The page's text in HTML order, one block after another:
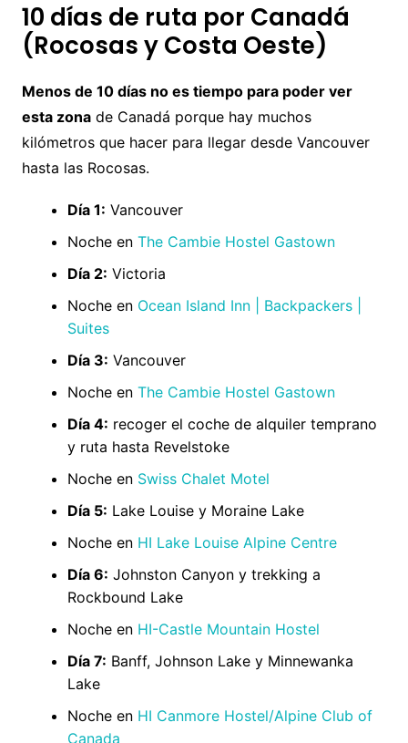
10 días de ruta por Canadá
(Rocosas y Costa Oeste)
Menos de 10 días no es tiempo para poder ver
esta zonade Canadá porque hay muchos
kilómetros que hacer para llegar desde Vancouver
hasta las Rocosas.
Día 1: Vancouver
Noche en The Cambie Hostel Gastown
Día 2: Victoria
Noche en Ocean Island Inn | Backpackers |
Suites
Día 3: Vancouver
Noche en The Cambie Hostel Gastown
Día 4: recoger el coche de alquiler temprano
y ruta hasta Revelstoke
Noche en Swiss Chalet Motel
Día 5: Lake Louise y Moraine Lake
Noche en HI Lake Louise Alpine Centre
Día 6: Johnston Canyon y trekking a
Rockbound Lake
Noche en HI-Castle Mountain Hostel
Día 7: Banff, Johnson Lake y Minnewanka
Lake
Noche en HI Canmore Hostel/Alpine Club of
Canada